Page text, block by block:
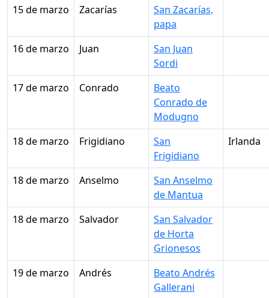
15 de marzo
Zacarías
San Zacarías,
papa
16 de marzo
Juan
San Juan
Sordi
17 de marzo
Conrado
Beato
Conrado de
Modugno
18 de marzo
Frigidiano
San
Frigidiano
Irlanda
18 de marzo Anselmo
San Anselmo
de Mantua
18 de marzo
Salvador
San Salvador
de Horta
Grionesos
19 de marzo
Andrés
Beato Andrés
Gallerani